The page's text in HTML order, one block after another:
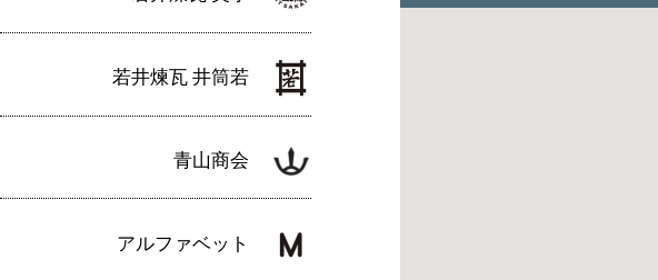
若井煉瓦 井筒若
青山商会
アルファベット